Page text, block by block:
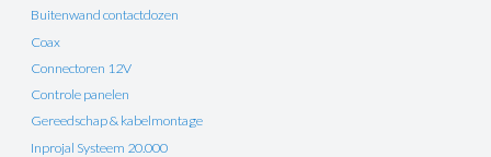
Buitenwand contactdozen
Coax
Connectoren 12V
Controle panelen
Gereedschap & kabelmontage
Inprojal Systeem 20.000